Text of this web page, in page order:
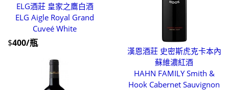
ELG酒莊 皇家之鷹白酒
ELG Aigle Royal Grand
Cuveé White
$400/瓶
漢恩酒莊 史密斯虎克卡本內
蘇維濃紅酒
HAHN FAMILY Smith &
Hook Cabernet Sauvignon